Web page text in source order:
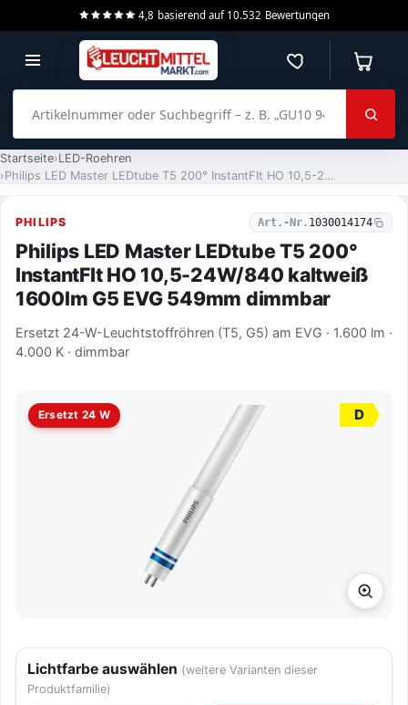
4,8 basierend auf 10.532 Bewertungen
Merkzettel
Startseite LED-Roehren
Philips LED Master LEDtube T5 200° InstantFIt HO 10,5-24W/840 kaltweiß 1600lm G5 EVG 549mm dimmbar
PHILIPS Art.-Nr. 1030014174
Philips LED Master LEDtube T5 200°
InstantFIt HO 10,5-24W/840 kaltweiß
1600lm G5 EVG 549mm dimmbar
Ersetzt 24-W-Leuchtstoffröhren (T5, G5) am EVG · 1.600 lm ·
4.000 K · dimmbar
Ersetzt 24 W D
Lichtfarbe auswählen (weitere Varianten dieser
Produktfamilie)